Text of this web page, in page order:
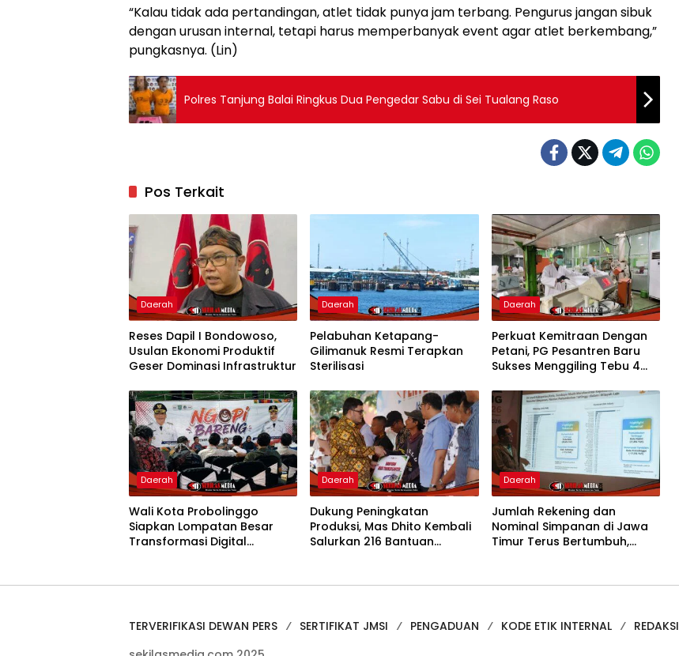
“Kalau tidak ada pertandingan, atlet tidak punya jam terbang. Pengurus jangan sibuk
dengan urusan internal, tetapi harus memperbanyak event agar atlet berkembang,”
pungkasnya. (Lin)
Polres Tanjung Balai Ringkus Dua Pengedar Sabu di Sei Tualang Raso
Pos Terkait
Daerah
Reses Dapil I Bondowoso,
Usulan Ekonomi Produktif
Geser Dominasi Infrastruktur
Daerah
Pelabuhan Ketapang-
Gilimanuk Resmi Terapkan
Sterilisasi
Daerah
Perkuat Kemitraan Dengan
Petani, PG Pesantren Baru
Sukses Menggiling Tebu 4
Daerah
Wali Kota Probolinggo
Siapkan Lompatan Besar
Transformasi Digital
Daerah
Dukung Peningkatan
Produksi, Mas Dhito Kembali
Salurkan 216 Bantuan
Daerah
Jumlah Rekening dan
Nominal Simpanan di Jawa
Timur Terus Bertumbuh,
TERVERIFIKASI DEWAN PERS SERTIFIKAT JMSI PENGADUAN KODE ETIK INTERNAL REDAKSI